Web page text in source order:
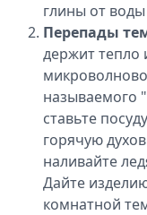
глины от
Перепады
держит тепло
называемого
ставьте
горячую
наливайте
Дайте
комнатной